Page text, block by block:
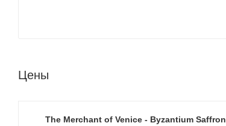
Цены
The Merchant of Venice - Byzantium Saffron